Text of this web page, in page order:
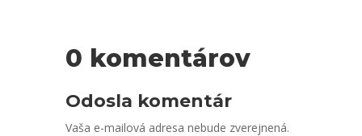
0 komentárov
Odosla komentár
Vaša e-mailová adresa nebude zverejnená.